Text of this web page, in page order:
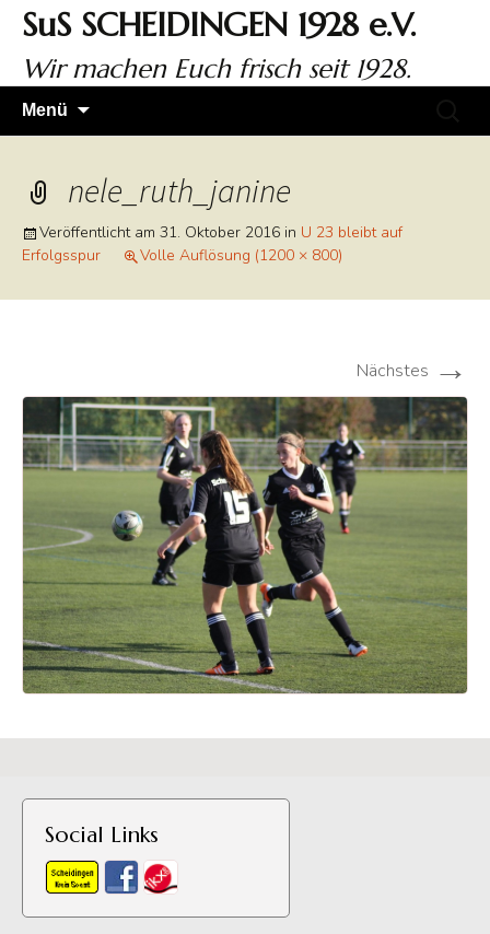
Zum
Inhalt
springen
SuS SCHEIDINGEN 1928 e.V.
Wir machen Euch frisch seit 1928.
Menü
nele_ruth_janine
Veröffentlicht am 31. Oktober 2016 in U 23 bleibt auf
Erfolgsspur
Volle Auflösung (1200 × 800)
Nächstes →
Social Links